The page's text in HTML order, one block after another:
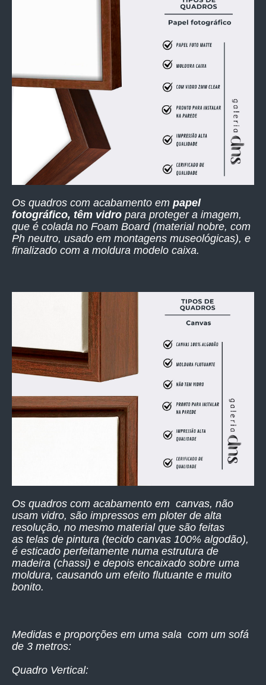
Os quadros com acabamento em papel
fotográfico, têm vidro para proteger a imagem,
que é colada no Foam Board (material nobre, com
Ph neutro, usado em montagens museológicas), e
finalizado com a moldura modelo caixa.
Os quadros com acabamento em canvas, não
usam vidro, são impressos em ploter de alta
resolução, no mesmo material que são feitas
as telas de pintura (tecido canvas 100% algodão),
é esticado perfeitamente numa estrutura de
madeira (chassi) e depois encaixado sobre uma
moldura, causando um efeito flutuante e muito
bonito.
Medidas e proporções em uma sala com um sofá
de 3 metros:
Quadro Vertical: